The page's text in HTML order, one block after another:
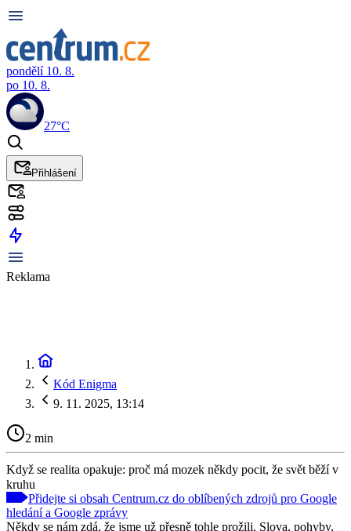
pondělí 10. 8.
po 10. 8.
27°C
Přihlášení
Reklama
Kód Enigma
9. 11. 2025, 13:14
2 min
Když se realita opakuje: proč má mozek někdy pocit, že svět běží v
kruhu
Přidejte si obsah Centrum.cz do oblíbených zdrojů pro Google
hledání a Google zprávy
Někdy se nám zdá, že jsme už přesně tohle prožili. Slova, pohyby,